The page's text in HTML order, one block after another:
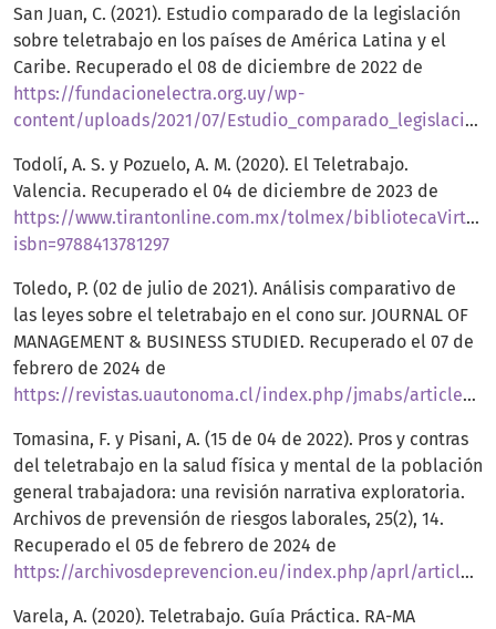
San Juan, C. (2021). Estudio comparado de la legislación
sobre teletrabajo en los países de América Latina y el
Caribe. Recuperado el 08 de diciembre de 2022 de
https://fundacionelectra.org.uy/wp-
content/uploads/2021/07/Estudio_comparado_legislacion_Teletrabajo_ALC_2021.pdf
Todolí, A. S. y Pozuelo, A. M. (2020). El Teletrabajo.
Valencia. Recuperado el 04 de diciembre de 2023 de
https://www.tirantonline.com.mx/tolmex/
isbn=9788413781297
Toledo, P. (02 de julio de 2021). Análisis comparativo de
las leyes sobre el teletrabajo en el cono sur. JOURNAL OF
MANAGEMENT & BUSINESS STUDIED. Recuperado el 07 de
febrero de 2024 de
https://revistas.uautonoma.cl/index.php/jmabs/article/view/1578
Tomasina, F. y Pisani, A. (15 de 04 de 2022). Pros y contras
del teletrabajo en la salud física y mental de la población
general trabajadora: una revisión narrativa exploratoria.
Archivos de prevensión de riesgos laborales, 25(2), 14.
Recuperado el 05 de febrero de 2024 de
https://archivosdeprevencion.eu/index.php/aprl/article/view/199/124
Varela, A. (2020). Teletrabajo. Guía Práctica. RA-MA